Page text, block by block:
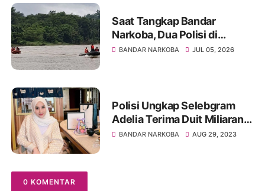
Saat Tangkap Bandar
Narkoba, Dua Polisi di
Katingan Diduga Terseret
BANDAR NARKOBA JUL 05, 2026
Polisi Ungkap Selebgram
Adelia Terima Duit Miliaran
dari Suami Bandar Narkoba
BANDAR NARKOBA AUG 29, 2023
0 KOMENTAR